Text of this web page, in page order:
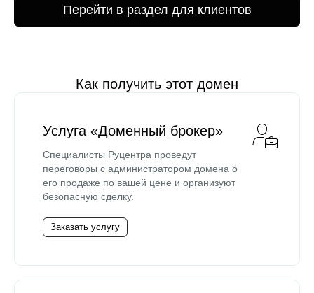
Перейти в раздел для клиентов
Как получить этот домен
Услуга «Доменный брокер»
Специалисты Руцентра проведут
переговоры с администратором домена о
его продаже по вашей цене и организуют
безопасную сделку.
Заказать услугу